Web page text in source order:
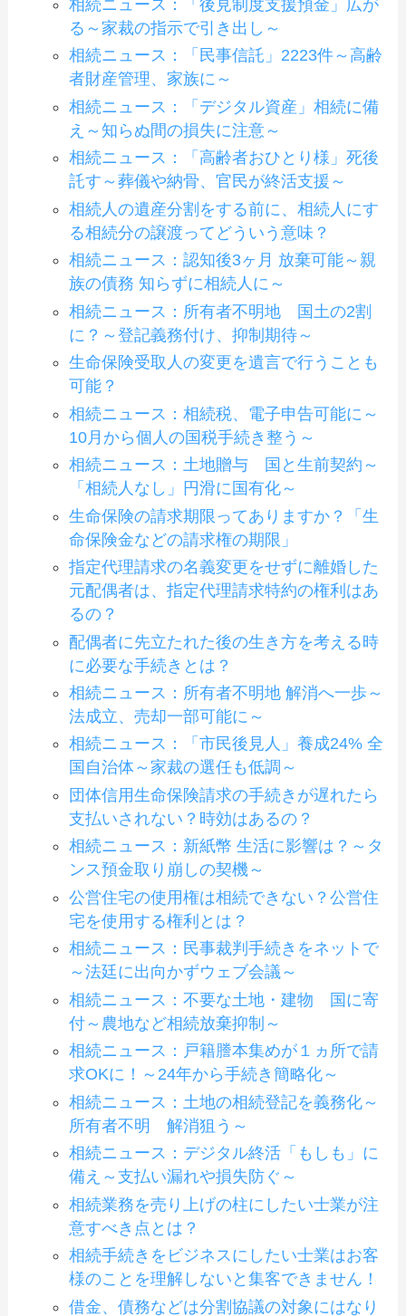
相続ニュース：「後見制度支援預金」広が
る～家裁の指示で引き出し～
相続ニュース：「民事信託」2223件～高齢
者財産管理、家族に～
相続ニュース：「デジタル資産」相続に備
え～知らぬ間の損失に注意～
相続ニュース：「高齢者おひとり様」死後
託す～葬儀や納骨、官民が終活支援～
相続人の遺産分割をする前に、相続人にす
る相続分の譲渡ってどういう意味？
相続ニュース：認知後3ヶ月 放棄可能～親
族の債務 知らずに相続人に～
相続ニュース：所有者不明地 国土の2割
に？～登記義務付け、抑制期待～
生命保険受取人の変更を遺言で行うことも
可能？
相続ニュース：相続税、電子申告可能に～
10月から個人の国税手続き整う～
相続ニュース：土地贈与 国と生前契約～
「相続人なし」円滑に国有化～
生命保険の請求期限ってありますか？「生
命保険金などの請求権の期限」
指定代理請求の名義変更をせずに離婚した
元配偶者は、指定代理請求特約の権利はあ
るの？
配偶者に先立たれた後の生き方を考える時
に必要な手続きとは？
相続ニュース：所有者不明地 解消へ一歩～
法成立、売却一部可能に～
相続ニュース：「市民後見人」養成24% 全
国自治体～家裁の選任も低調～
団体信用生命保険請求の手続きが遅れたら
支払いされない？時効はあるの？
相続ニュース：新紙幣 生活に影響は？～タ
ンス預金取り崩しの契機～
公営住宅の使用権は相続できない？公営住
宅を使用する権利とは？
相続ニュース：民事裁判手続きをネットで
～法廷に出向かずウェブ会議～
相続ニュース：不要な土地・建物 国に寄
付～農地など相続放棄抑制～
相続ニュース：戸籍謄本集めが１ヵ所で請
求OKに！～24年から手続き簡略化～
相続ニュース：土地の相続登記を義務化～
所有者不明 解消狙う～
相続ニュース：デジタル終活「もしも」に
備え～支払い漏れや損失防ぐ～
相続業務を売り上げの柱にしたい士業が注
意すべき点とは？
相続手続きをビジネスにしたい士業はお客
様のことを理解しないと集客できません！
借金、債務などは分割協議の対象にはなり